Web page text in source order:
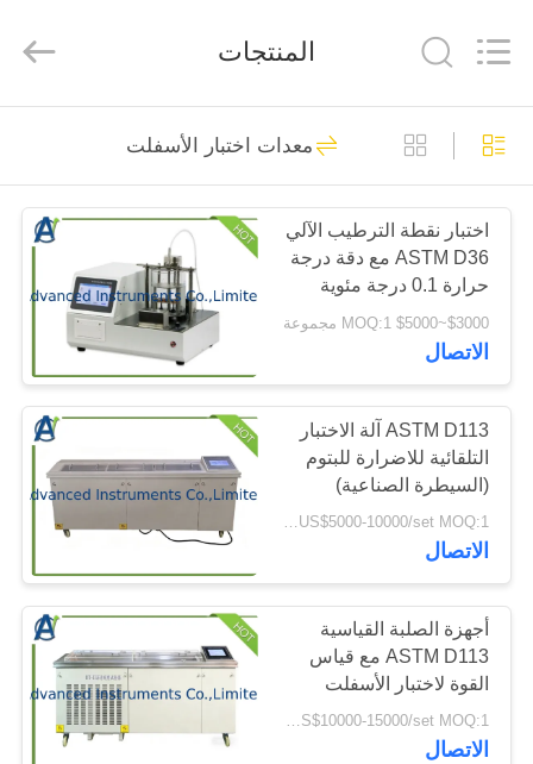
بيت
منتجات
معلومات
جولة
في
المعمل
رقابة
جودة
اتصل
Co.,Limited.
معدات اختبار المختبر
معدات اختبار الزيت
252
معدات اختبار الحريق
100
المنتجات
معدات اختبار الأسفلت
اختبار نقطة الترطيب الآلي
ASTM D36 مع دقة درجة
حرارة 0.1 درجة مئوية
لاختبار البطين باستخدام
جهاز حلقة وكرة لعينتين
في وقت واحد
$3000~$5000 MOQ:1 مجموعة
الاتصال
ASTM D113 آلة الاختبار
التلقائية للاضرارة للبتوم
(السيطرة الصناعية)
لمهندسة الطرق السريعة
US$5000-10000/set MOQ:1 مجموعة
الاتصال
أجهزة الصلبة القياسية
ASTM D113 مع قياس
القوة لاختبار الأسفلت
US$10000-15000/set MOQ:1 مجموعة
الاتصال